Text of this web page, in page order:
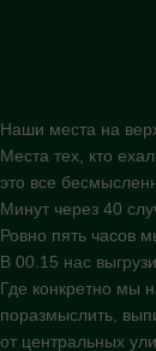
Наши места на
Места тех, кто
это все
Минут через 40
Ровно пять часов
В 00.15 нас
Где конкретно мы
поразмыслить,
от центральных